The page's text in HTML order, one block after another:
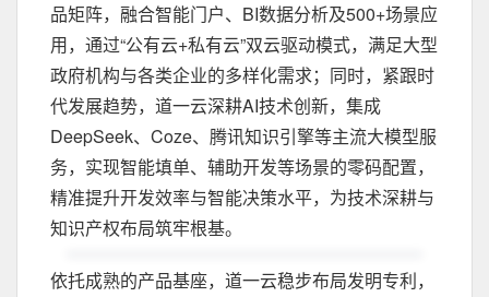
品矩阵，融合智能门户、BI数据分析及500+场景应
用，通过“公有云+私有云”双云驱动模式，满足大型
政府机构与各类企业的多样化需求；同时，紧跟时
代发展趋势，道一云深耕AI技术创新，集成
DeepSeek、Coze、腾讯知识引擎等主流大模型服
务，实现智能填单、辅助开发等场景的零码配置，
精准提升开发效率与智能决策水平，为技术深耕与
知识产权布局筑牢根基。
依托成熟的产品基座，道一云稳步布局发明专利，